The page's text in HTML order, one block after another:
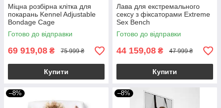
Міцна розбірна клітка для
покарань Kennel Adjustable
Bondage Cage
Готово до відправки
69 919,08 ₴ 75 999 ₴
Купити
Лава для екстремального
сексу з фіксаторами Extreme
Sex Bench
Готово до відправки
44 159,08 ₴ 47 999 ₴
Купити
–8% –8%